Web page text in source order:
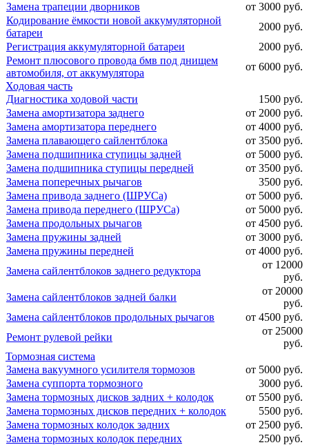
Замена трапеции дворников
от 3000 руб.
Кодирование ёмкости новой аккумуляторной
батареи
2000 руб.
Регистрация аккумуляторной батареи
2000 руб.
Ремонт плюсового провода бмв под днищем
автомобиля, от аккумулятора
от 6000 руб.
Ходовая часть
Диагностика ходовой части
1500 руб.
Замена амортизатора заднего
от 2000 руб.
Замена амортизатора переднего
от 4000 руб.
Замена плавающего сайлентблока
от 3500 руб.
Замена подшипника ступицы задней
от 5000 руб.
Замена подшипника ступицы передней
от 3500 руб.
Замена поперечных рычагов
3500 руб.
Замена привода заднего (ШРУСа)
от 5000 руб.
Замена привода переднего (ШРУСа)
от 5000 руб.
Замена продольных рычагов
от 4500 руб.
Замена пружины задней
от 3000 руб.
Замена пружины передней
от 4000 руб.
Замена сайлентблоков заднего редуктора
от 12000
руб.
Замена сайлентблоков задней балки
от 20000
руб.
Замена сайлентблоков продольных рычагов
от 4500 руб.
Ремонт рулевой рейки
от 25000
руб.
Тормозная система
Замена вакуумного усилителя тормозов
от 5000 руб.
Замена суппорта тормозного
3000 руб.
Замена тормозных дисков задних + колодок
от 5500 руб.
Замена тормозных дисков передних + колодок
5500 руб.
Замена тормозных колодок задних
от 2500 руб.
Замена тормозных колодок передних
2500 руб.